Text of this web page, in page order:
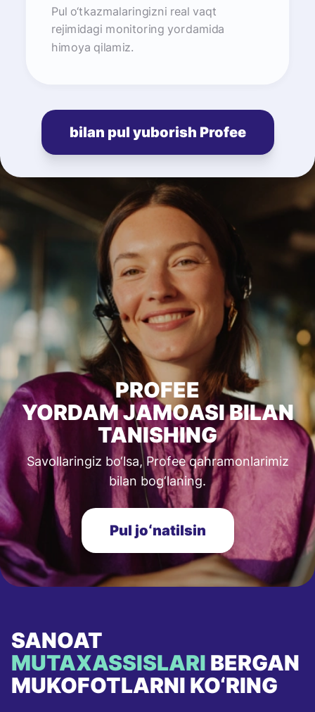
Pul o‘tkazmalaringizni real vaqt
rejimidagi monitoring yordamida
himoya qilamiz.
bilan pul yuborish Profee
PROFEE
YORDAM JAMOASI BILAN
TANISHING
Savollaringiz bo‘lsa, Profee qahramonlarimiz
bilan bog‘laning.
Pul joʻnatilsin
SANOAT
MUTAXASSISLARI BERGAN
MUKOFOTLARNI KO‘RING